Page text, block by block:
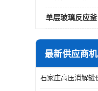
单层玻璃反应釜
最新供应商机